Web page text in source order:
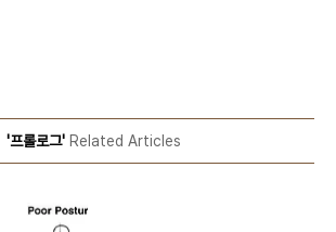
'프롤로그'Related Articles